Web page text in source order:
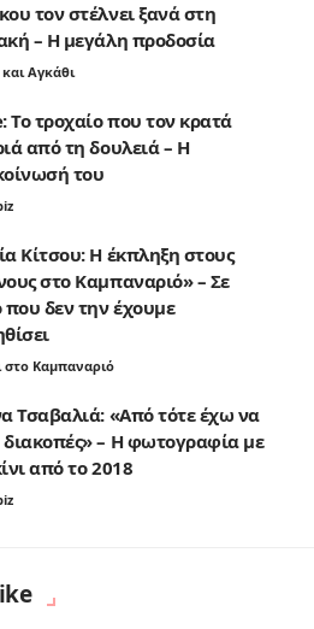
τον στέλνει ξανά στη
– Η μεγάλη προδοσία
Αγκάθι
Το τροχαίο που τον κρατά
από τη δουλειά – Η
του
Κίτσου: Η έκπληξη στους
στο Καμπαναριό» – Σε
που δεν την έχουμε
στο Καμπαναριό
Τσαβαλιά: «Από τότε έχω να
– Η φωτογραφία με
από το 2018